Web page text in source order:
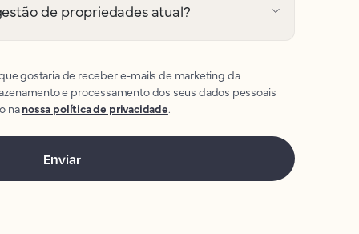
de propriedades atual?
gostaria de receber e-mails de marketing da
e processamento dos seus dados pessoais
nanossa política de privacidade.